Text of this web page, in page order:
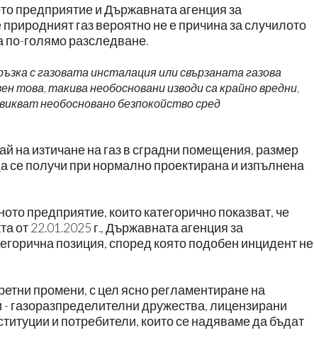
предприятие и Държавната агенция за
газ вероятно не е причина за случилото
по-голямо разследване.
с газовата инсталация или свързаната газова
това, такива необосновани изводи са крайно вредни,
необосновано безпокойство сред
на изтичане на газ в сградни помещения, размер
се получи при нормално проектирана и изпълнена
предприятие, които категорично показват, че
от 22.01.2025 г., Държавната агенция за
позиция, според която подобен инцидент не
промени, с цел ясно регламентиране на
газоразпределителни дружества, лицензирани
и потребители, които се надяваме да бъдат